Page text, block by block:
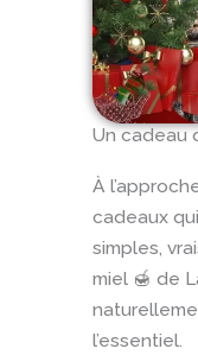
Un cadeau
À
cadeaux
simples,
miel 🍯 de
l’essentiel.